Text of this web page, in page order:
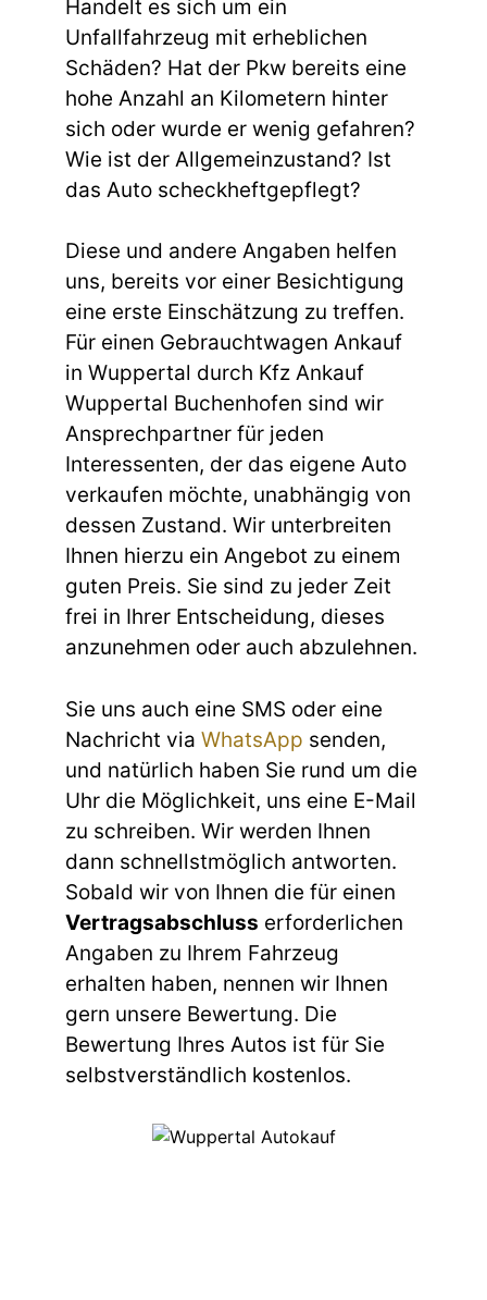
Handelt es sich um ein
Unfallfahrzeug mit erheblichen
Schäden? Hat der Pkw bereits eine
hohe Anzahl an Kilometern hinter
sich oder wurde er wenig gefahren?
Wie ist der Allgemeinzustand? Ist
das Auto scheckheftgepflegt?
Diese und andere Angaben helfen
uns, bereits vor einer Besichtigung
eine erste Einschätzung zu treffen.
Für einen Gebrauchtwagen Ankauf
in Wuppertal durch Kfz Ankauf
Wuppertal Buchenhofen sind wir
Ansprechpartner für jeden
Interessenten, der das eigene Auto
verkaufen möchte, unabhängig von
dessen Zustand. Wir unterbreiten
Ihnen hierzu ein Angebot zu einem
guten Preis. Sie sind zu jeder Zeit
frei in Ihrer Entscheidung, dieses
anzunehmen oder auch abzulehnen.
Sie uns auch eine SMS oder eine
Nachricht via WhatsApp senden,
und natürlich haben Sie rund um die
Uhr die Möglichkeit, uns eine E-Mail
zu schreiben. Wir werden Ihnen
dann schnellstmöglich antworten.
Sobald wir von Ihnen die für einen
Vertragsabschluss erforderlichen
Angaben zu Ihrem Fahrzeug
erhalten haben, nennen wir Ihnen
gern unsere Bewertung. Die
Bewertung Ihres Autos ist für Sie
selbstverständlich kostenlos.